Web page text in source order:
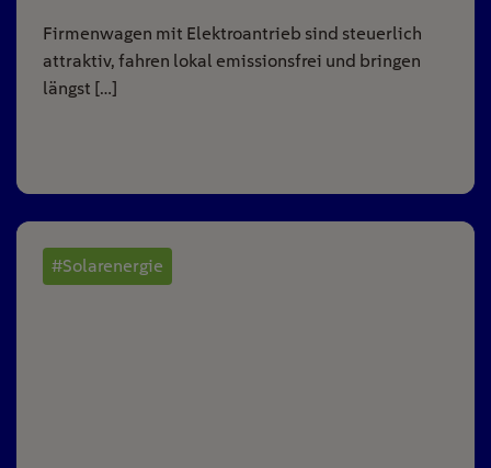
Firmenwagen mit Elektroantrieb sind steuerlich
attraktiv, fahren lokal emissionsfrei und bringen
längst […]
#Solarenergie